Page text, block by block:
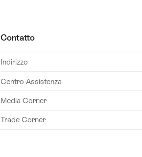
Contatto
Indirizzo
Centro Assistenza
Media Corner
Trade Corner